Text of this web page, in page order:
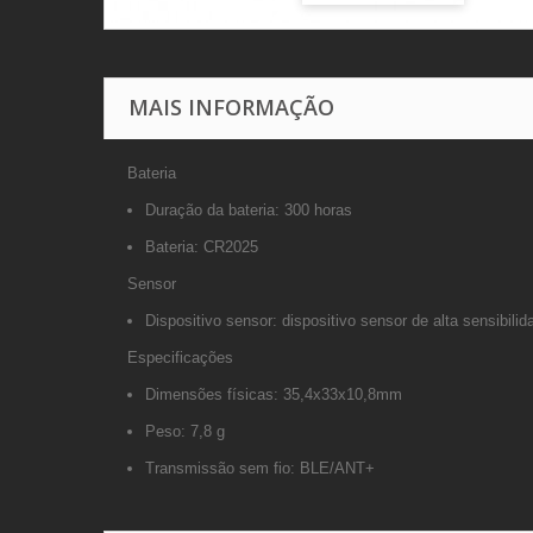
MAIS INFORMAÇÃO
Bateria
Duração da bateria: 300 horas
Bateria: CR2025
Sensor
Dispositivo sensor: dispositivo sensor de alta
Especificações
Dimensões físicas: 35,4x33x10,8mm
Peso: 7,8 g
Transmissão sem fio: BLE/ANT+